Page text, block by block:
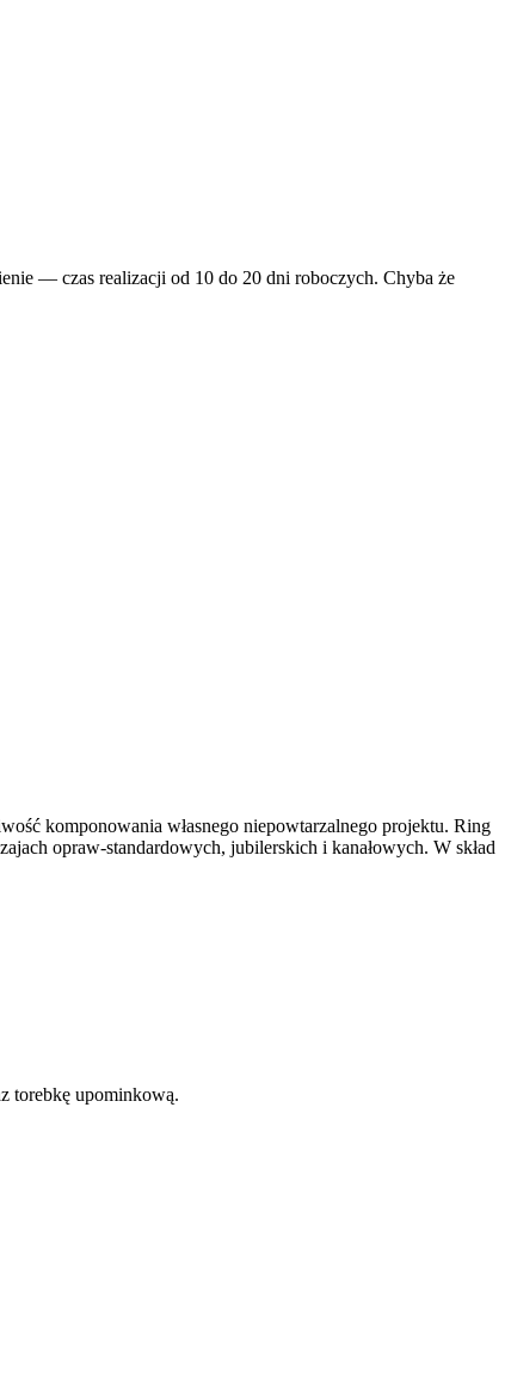
— czas realizacji od 10 do 20 dni roboczych. Chyba że
komponowania własnego niepowtarzalnego projektu. Ring
opraw-standardowych, jubilerskich i kanałowych. W skład
torebkę upominkową.